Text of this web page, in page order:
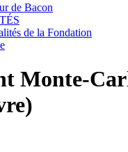
de Bacon
de la Fondation
Monte-